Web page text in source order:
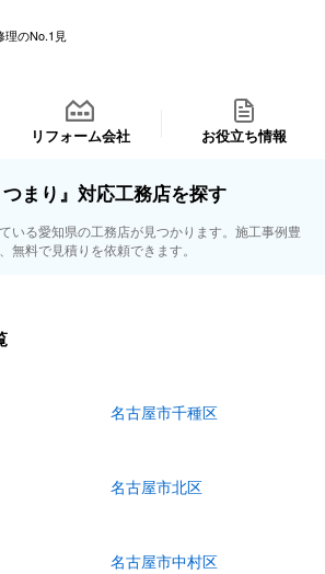
理のNo.1見
リフォーム会社 お役立ち情報
まり』対応工務店を探す
いる愛知県の工務店が見つかります。施工事例豊
無料で見積りを依頼できます。
名古屋市千種区
名古屋市北区
名古屋市中村区